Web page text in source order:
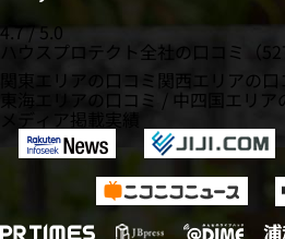
4.7 / 5.0
ハウスプロテクト全社の口コミ（
関東エリアの口コミ 関西エリアの口
東海エリアの口コミ / 中四国エリア
メディア掲載実績